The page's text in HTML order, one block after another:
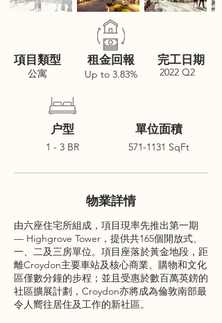
項目類型
公寓
租金回報
Up to 3.83%
完工日期
2022 Q2
户型
1 - 3 BR
單位面積
571-1131 SqFt
物業詳情
由六座住宅所組成，項目現率先推出第一期
— Highgrove Tower，提供共165個開放式、
一、二及三房單位。項目座落於黃金地段，距
離Croydon主要車站及核心商業、購物和文化
區僅數分鐘的步程；並且受惠於數百萬英鎊的
社區擴展計劃，Croydon亦將成為倫敦南部最
令人嚮往居住及工作的新社區。